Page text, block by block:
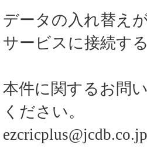
データの入れ替え
サービスに接続す
本件に関するお問
ください。
ezcricplus@jcdb.co.jp